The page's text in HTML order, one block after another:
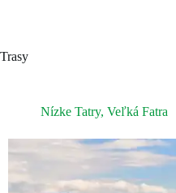
Trasy
Nízke Tatry, Veľká Fatra